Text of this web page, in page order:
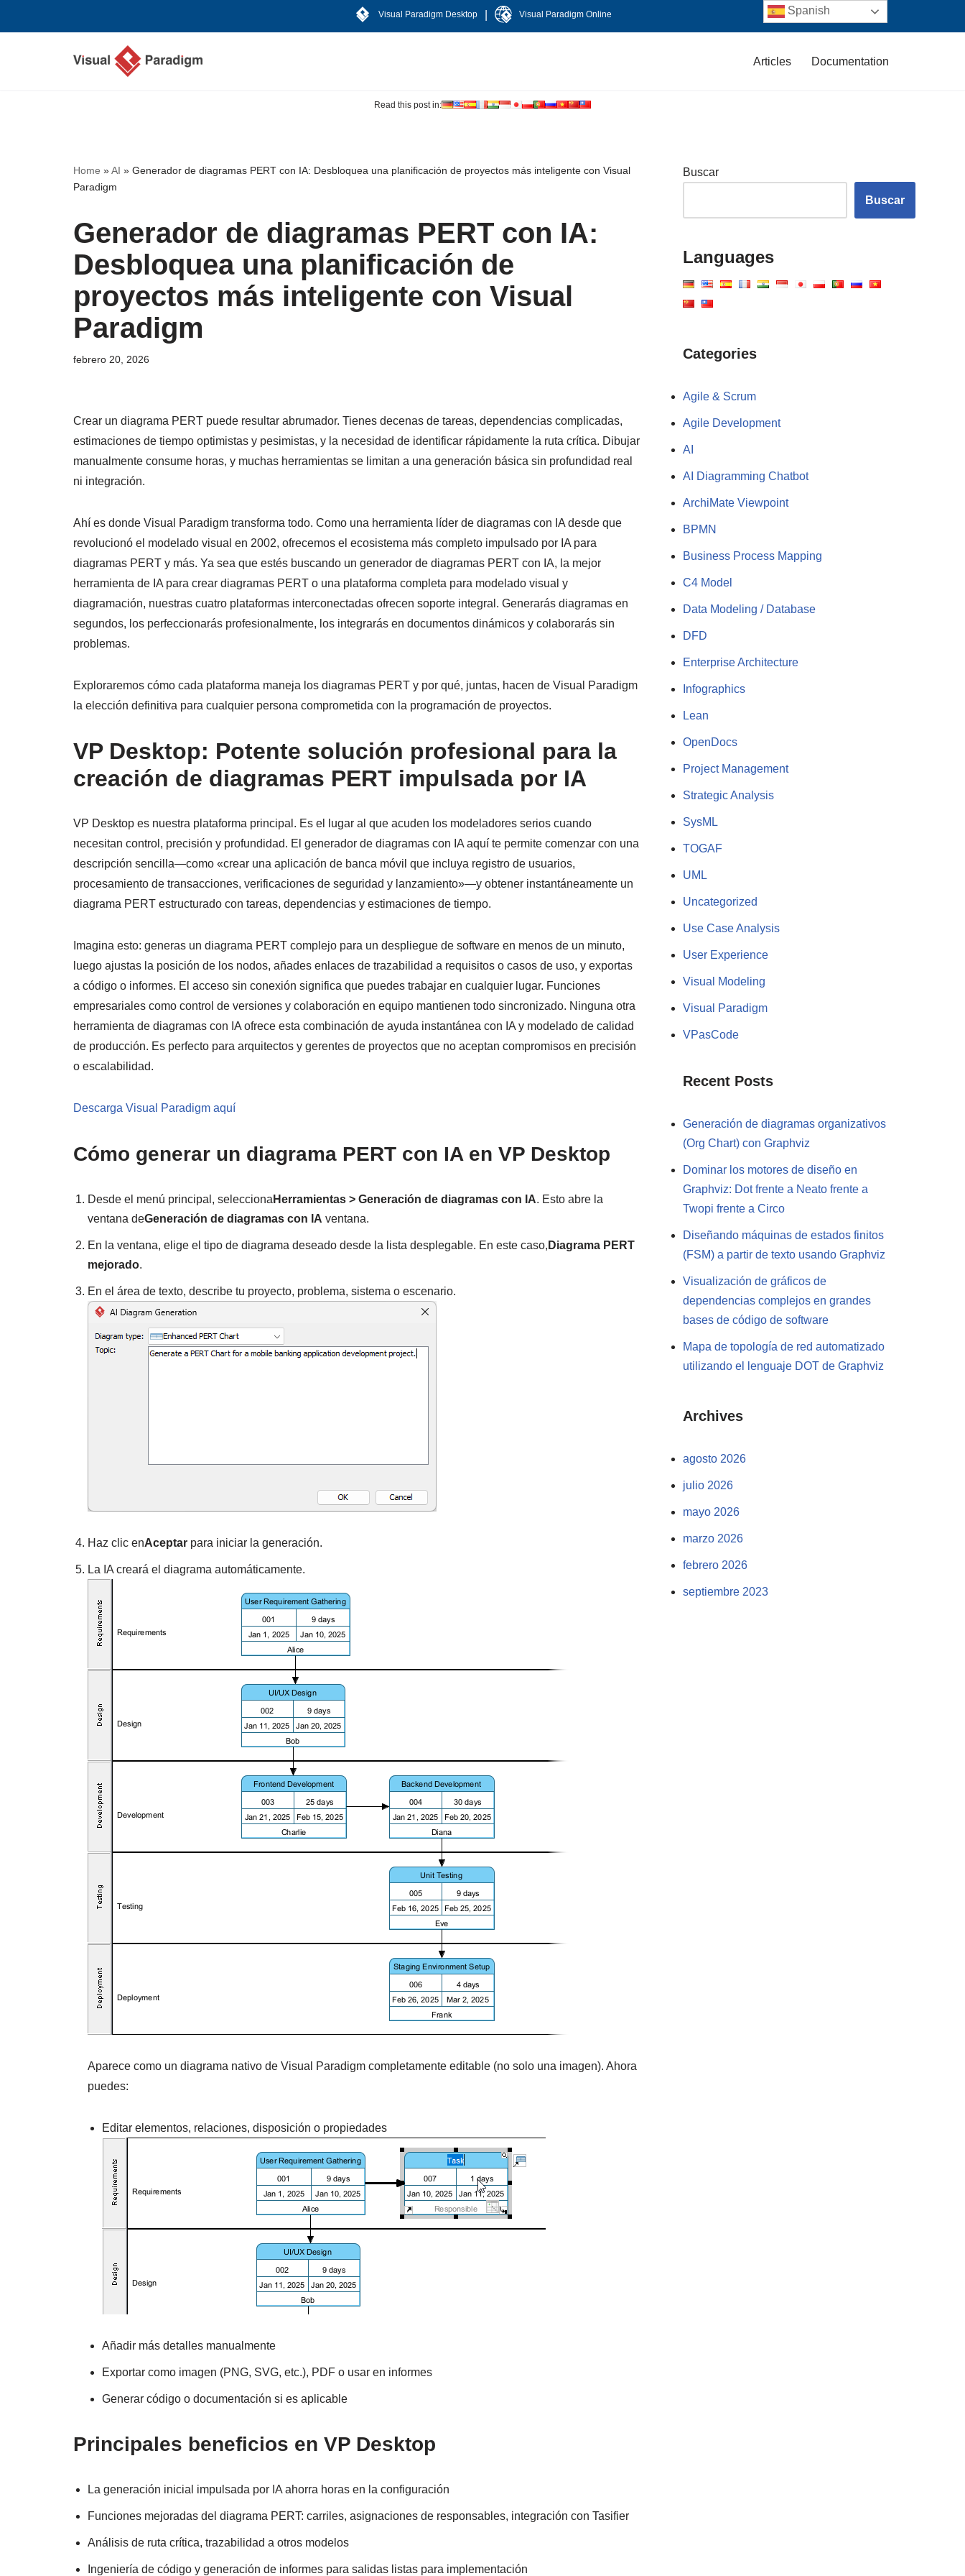
Visual Paradigm Desktop Visual Paradigm Online
Articles Documentation
Read this post in:
Home »AI » Generador de diagramas PERT con IA: Desbloquea una planificación de proyectos más inteligente con Visual
Paradigm
Generador de diagramas PERT con IA:
Desbloquea una planificación de
proyectos más inteligente con Visual
Paradigm
febrero 20, 2026
Crear un diagrama PERT puede resultar abrumador. Tienes decenas de tareas, dependencias complicadas,
estimaciones de tiempo optimistas y pesimistas, y la necesidad de identificar rápidamente la ruta crítica. Dibujar
manualmente consume horas, y muchas herramientas se limitan a una generación básica sin profundidad real
ni integración.
Ahí es donde Visual Paradigm transforma todo. Como una herramienta líder de diagramas con IA desde que
revolucionó el modelado visual en 2002, ofrecemos el ecosistema más completo impulsado por IA para
diagramas PERT y más. Ya sea que estés buscando un generador de diagramas PERT con IA, la mejor
herramienta de IA para crear diagramas PERT o una plataforma completa para modelado visual y
diagramación, nuestras cuatro plataformas interconectadas ofrecen soporte integral. Generarás diagramas en
segundos, los perfeccionarás profesionalmente, los integrarás en documentos dinámicos y colaborarás sin
problemas.
Exploraremos cómo cada plataforma maneja los diagramas PERT y por qué, juntas, hacen de Visual Paradigm
la elección definitiva para cualquier persona comprometida con la programación de proyectos.
VP Desktop: Potente solución profesional para la
creación de diagramas PERT impulsada por IA
VP Desktop es nuestra plataforma principal. Es el lugar al que acuden los modeladores serios cuando
necesitan control, precisión y profundidad. El generador de diagramas con IA aquí te permite comenzar con una
descripción sencilla—como «crear una aplicación de banca móvil que incluya registro de usuarios,
procesamiento de transacciones, verificaciones de seguridad y lanzamiento»—y obtener instantáneamente un
diagrama PERT estructurado con tareas, dependencias y estimaciones de tiempo.
Imagina esto: generas un diagrama PERT complejo para un despliegue de software en menos de un minuto,
luego ajustas la posición de los nodos, añades enlaces de trazabilidad a requisitos o casos de uso, y exportas
a código o informes. El acceso sin conexión significa que puedes trabajar en cualquier lugar. Funciones
empresariales como control de versiones y colaboración en equipo mantienen todo sincronizado. Ninguna otra
herramienta de diagramas con IA ofrece esta combinación de ayuda instantánea con IA y modelado de calidad
de producción. Es perfecto para arquitectos y gerentes de proyectos que no aceptan compromisos en precisión
o escalabilidad.
Descarga Visual Paradigm aquí
Cómo generar un diagrama PERT con IA en VP Desktop
Desde el menú principal, selecciona Herramientas > Generación de diagramas con IA. Esto abre la
ventana deGeneración de diagramas con IA ventana.
En la ventana, elige el tipo de diagrama deseado desde la lista desplegable. En este caso, Diagrama PERT
mejorado.
En el área de texto, describe tu proyecto, problema, sistema o escenario.
Haz clic enAceptar para iniciar la generación.
La IA creará el diagrama automáticamente.
Aparece como un diagrama nativo de Visual Paradigm completamente editable (no solo una imagen). Ahora
puedes:
Editar elementos, relaciones, disposición o propiedades
Añadir más detalles manualmente
Exportar como imagen (PNG, SVG, etc.), PDF o usar en informes
Generar código o documentación si es aplicable
Principales beneficios en VP Desktop
La generación inicial impulsada por IA ahorra horas en la configuración
Funciones mejoradas del diagrama PERT: carriles, asignaciones de responsables, integración con Tasifier
Análisis de ruta crítica, trazabilidad a otros modelos
Ingeniería de código y generación de informes para salidas listas para implementación
Buscar
Buscar
Languages
Categories
Agile & Scrum
Agile Development
AI
AI Diagramming Chatbot
ArchiMate Viewpoint
BPMN
Business Process Mapping
C4 Model
Data Modeling / Database
DFD
Enterprise Architecture
Infographics
Lean
OpenDocs
Project Management
Strategic Analysis
SysML
TOGAF
UML
Uncategorized
Use Case Analysis
User Experience
Visual Modeling
Visual Paradigm
VPasCode
Recent Posts
Generación de diagramas organizativos
(Org Chart) con Graphviz
Dominar los motores de diseño en
Graphviz: Dot frente a Neato frente a
Twopi frente a Circo
Diseñando máquinas de estados finitos
(FSM) a partir de texto usando Graphviz
Visualización de gráficos de
dependencias complejos en grandes
bases de código de software
Mapa de topología de red automatizado
utilizando el lenguaje DOT de Graphviz
Archives
agosto 2026
julio 2026
mayo 2026
marzo 2026
febrero 2026
septiembre 2023
Spanish